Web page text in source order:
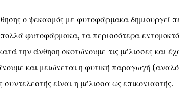
ο ψεκασμός με φυτοφάρμακα δημιουργεί
φυτοφάρμακα, τα περισσότερα
την άνθηση σκοτώνουμε τις μέλισσες και
και μειώνεται η φυτική παραγωγή
είναι η μέλισσα ως επικονιαστής.